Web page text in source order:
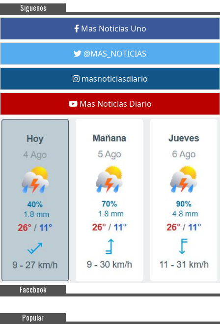
Siguenos
Mas Noticias Uno
@MAS_NOTICIAS
masnoticiasdiario
Mas Noticias Diario
Facebook
Popular